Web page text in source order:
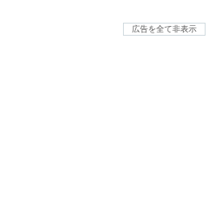
広告を全て非表示